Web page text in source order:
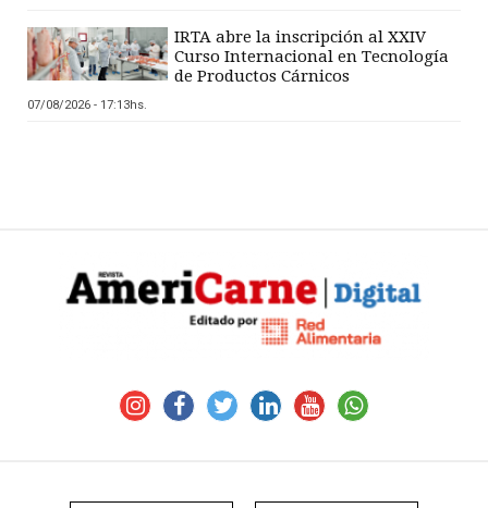
IRTA abre la inscripción al XXIV
Curso Internacional en Tecnología
de Productos Cárnicos
07/08/2026 - 17:13hs.